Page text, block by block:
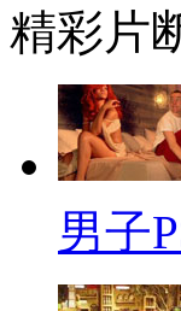
在亚洲
色情品
展，甚
济”到
【解
说起“
精彩片
男子